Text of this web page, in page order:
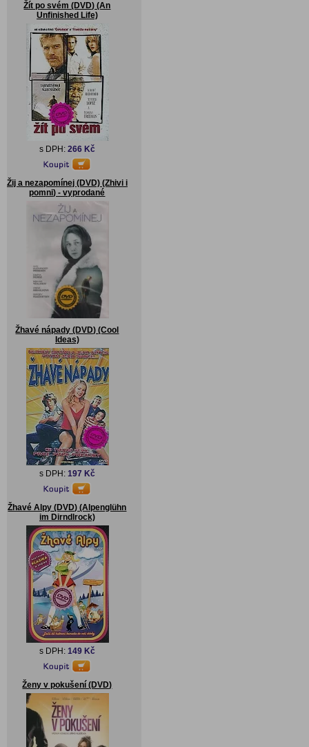
Žít po svém (DVD) (An
Unfinished Life)
s DPH: 266 Kč
Žij a nezapomínej (DVD) (Zhivi i
pomni) - vyprodané
Žhavé nápady (DVD) (Cool
Ideas)
s DPH: 197 Kč
Žhavé Alpy (DVD) (Alpenglühn
im Dirndlrock)
s DPH: 149 Kč
Ženy v pokušení (DVD)